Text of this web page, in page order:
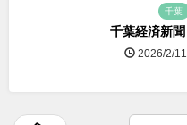
千葉
千葉経済新聞
2026/2/11